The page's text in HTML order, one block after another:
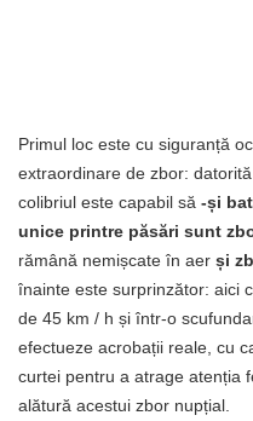
Primul loc este cu siguranță
extraordinare de zbor:
colibriul este capabil să -și
unice printre păsări sunt
rămână nemișcate în aer și
înainte este surprinzător: aici
de 45 km / h și într-o
efectueze acrobații reale, cu
curtei pentru a atrage atenția
alătură acestui zbor nupțial.